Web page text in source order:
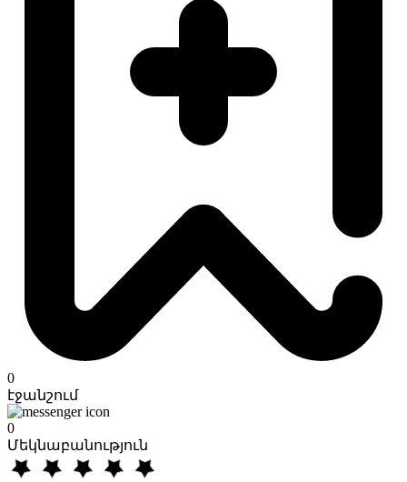
0
էջանշում
0
Մեկնաբանություն